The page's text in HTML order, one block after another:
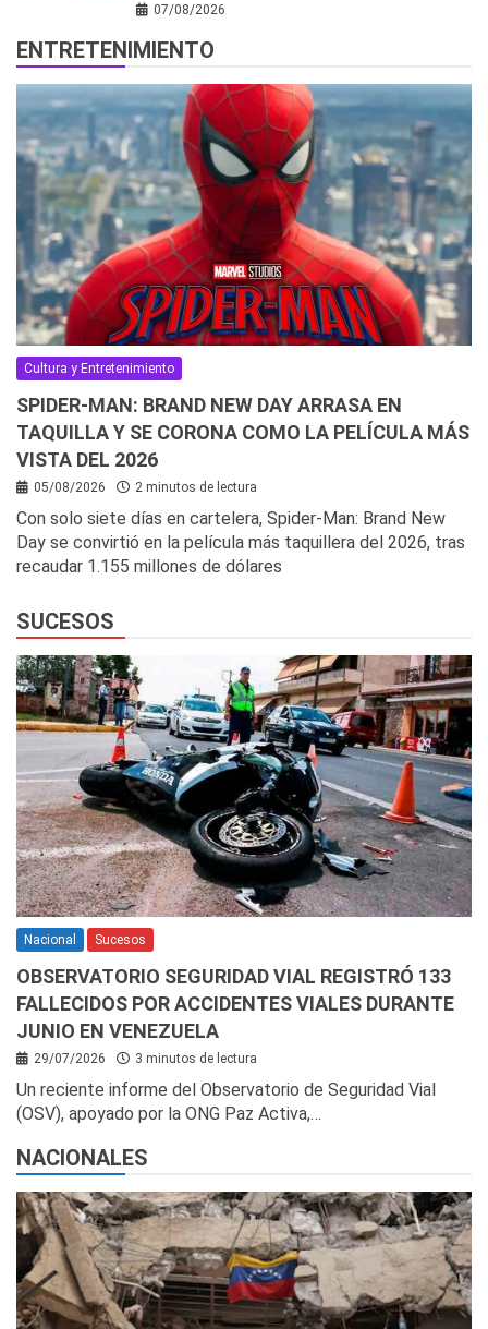
07/08/2026
ENTRETENIMIENTO
Cultura y Entretenimiento
SPIDER-MAN: BRAND NEW DAY ARRASA EN
TAQUILLA Y SE CORONA COMO LA PELÍCULA MÁS
VISTA DEL 2026
05/08/2026 2 minutos de lectura
Con solo siete días en cartelera, Spider-Man: Brand New
Day se convirtió en la película más taquillera del 2026, tras
recaudar 1.155 millones de dólares
SUCESOS
Nacional Sucesos
OBSERVATORIO SEGURIDAD VIAL REGISTRÓ 133
FALLECIDOS POR ACCIDENTES VIALES DURANTE
JUNIO EN VENEZUELA
29/07/2026 3 minutos de lectura
Un reciente informe del Observatorio de Seguridad Vial
(OSV), apoyado por la ONG Paz Activa,…
NACIONALES